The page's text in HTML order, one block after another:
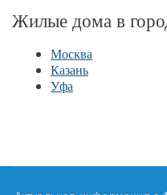
Жилые дома в
Москва
Казань
Уфа